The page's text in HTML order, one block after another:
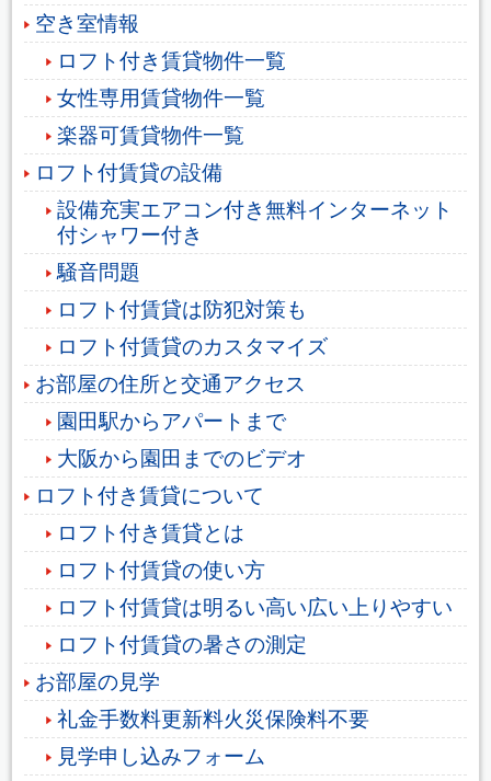
空き室情報
ロフト付き賃貸物件一覧
女性専用賃貸物件一覧
楽器可賃貸物件一覧
ロフト付賃貸の設備
設備充実エアコン付き無料インターネット
付シャワー付き
騒音問題
ロフト付賃貸は防犯対策も
ロフト付賃貸のカスタマイズ
お部屋の住所と交通アクセス
園田駅からアパートまで
大阪から園田までのビデオ
ロフト付き賃貸について
ロフト付き賃貸とは
ロフト付賃貸の使い方
ロフト付賃貸は明るい高い広い上りやすい
ロフト付賃貸の暑さの測定
お部屋の見学
礼金手数料更新料火災保険料不要
見学申し込みフォーム